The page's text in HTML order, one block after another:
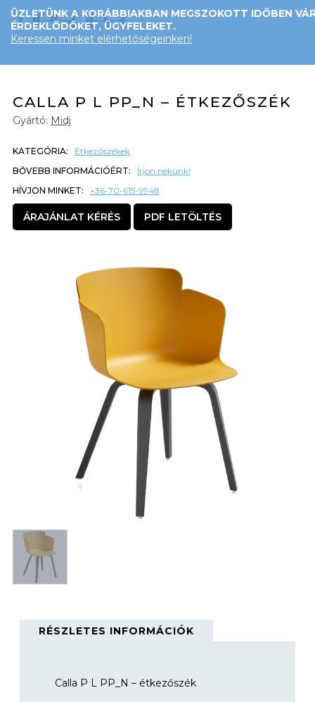
ÜZLETÜNK A KORÁBBIAKBAN MEGSZOKOTT IDŐBEN
ÉRDEKLŐDŐKET, ÜGYFELEKET.
Keressen minket elérhetőségeinken!
CALLA P L PP_N – ÉTKEZŐSZÉK
Gyártó: Midj
KATEGÓRIA:
Étkezőszékek
BŐVEBB INFORMÁCIÓÉRT:
Írjon nekünk!
HÍVJON MINKET:
+36-70-615-9948
ÁRAJÁNLAT KÉRÉS PDF LETÖLTÉS
RÉSZLETES INFORMÁCIÓK
Calla P L PP_N – étkezőszék